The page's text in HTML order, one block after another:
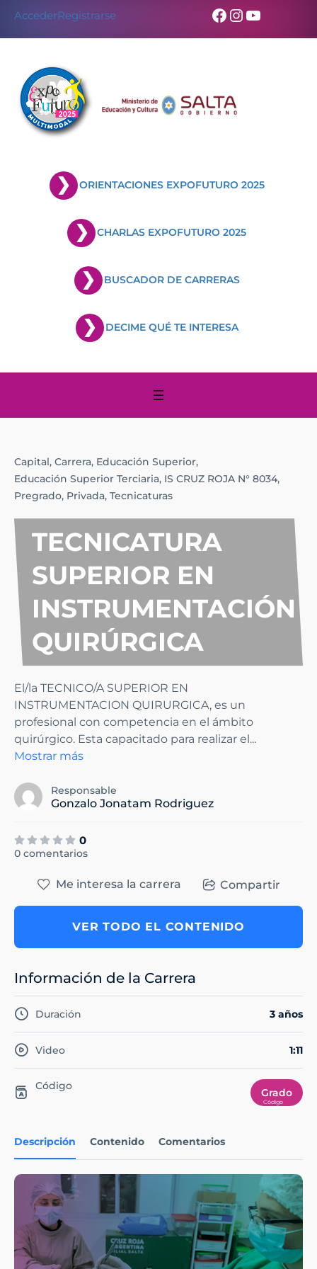
AccederRegistrarse Facebook
Instagram
YouTube
ORIENTACIONES EXPOFUTURO 2025
CHARLAS EXPOFUTURO 2025
BUSCADOR DE CARRERAS
DECIME QUÉ TE INTERESA
Capital, Carrera, Educación Superior,
Educación Superior Terciaria, IS CRUZ ROJA N° 8034,
Pregrado, Privada, Tecnicaturas
TECNICATURA
SUPERIOR EN
INSTRUMENTACIÓN
QUIRÚRGICA
El/la TECNICO/A SUPERIOR EN
INSTRUMENTACION QUIRURGICA, es un
profesional con competencia en el ámbito
quirúrgico. Esta capacitado para realizar el...
Mostrar más
Responsable
Gonzalo Jonatam Rodriguez
0
0 comentarios
Descripción Contenido Comentarios
Me interesa la carrera Compartir
VER TODO EL CONTENIDO
Información de la Carrera
Duración 3 años
Video 1:11
Código
Grado